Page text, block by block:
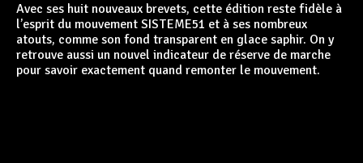
Avec ses huit nouveaux brevets, cette édition reste fidèle à
l’esprit du mouvement SISTEME51 et à ses nombreux
atouts, comme son fond transparent en glace saphir. On y
retrouve aussi un nouvel indicateur de réserve de marche
pour savoir exactement quand remonter le mouvement.